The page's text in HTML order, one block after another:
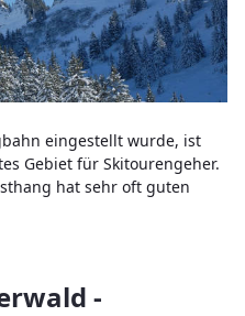
eingestellt wurde, ist
Gebiet für Skitourengeher.
hat sehr oft guten
-